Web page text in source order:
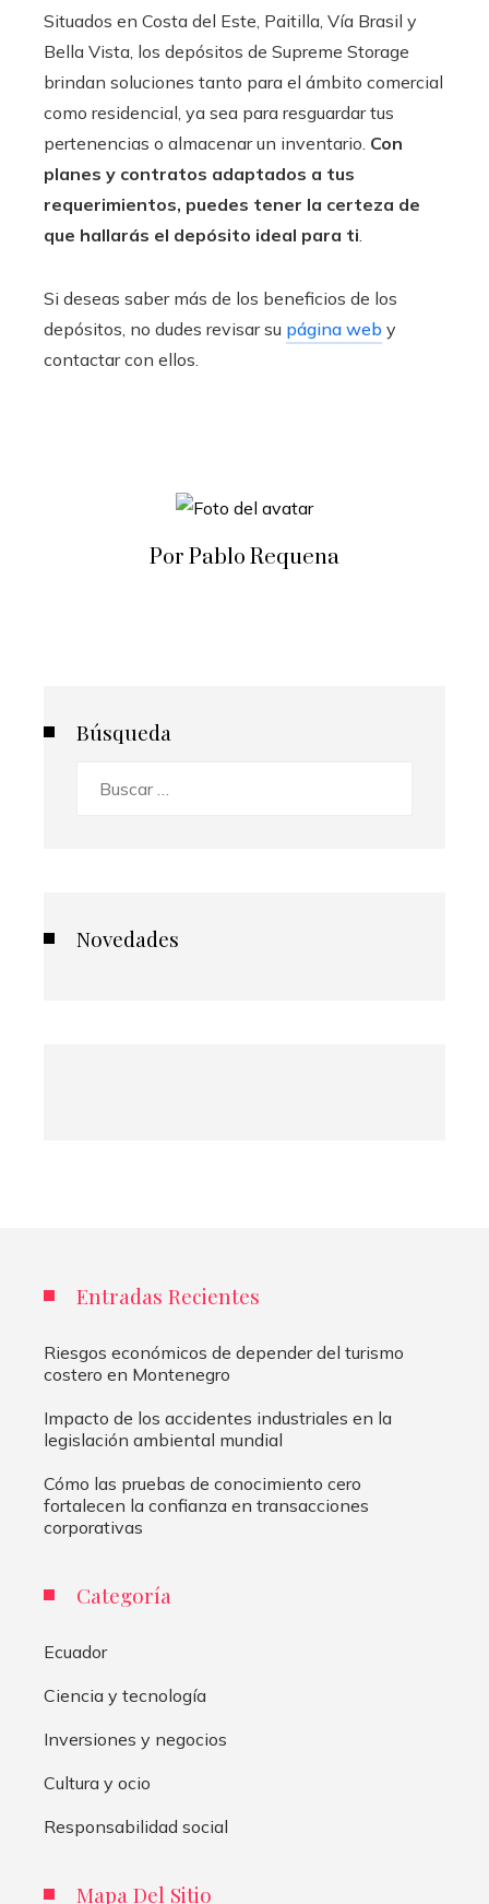
Situados en Costa del Este, Paitilla, Vía Brasil y
Bella Vista, los depósitos de Supreme Storage
brindan soluciones tanto para el ámbito comercial
como residencial, ya sea para resguardar tus
pertenencias o almacenar un inventario. Con
planes y contratos adaptados a tus
requerimientos, puedes tener la certeza de
que hallarás el depósito ideal para ti
Si deseas saber más de los beneficios de los
depósitos, no dudes revisar su página web y
contactar con ellos.
Por Pablo Requena
Búsqueda
Novedades
Entradas Recientes
Riesgos económicos de depender del turismo
costero en Montenegro
Impacto de los accidentes industriales en la
legislación ambiental mundial
Cómo las pruebas de conocimiento cero
fortalecen la confianza en transacciones
corporativas
Categoría
Ecuador
Ciencia y tecnología
Inversiones y negocios
Cultura y ocio
Responsabilidad social
Mapa Del Sitio